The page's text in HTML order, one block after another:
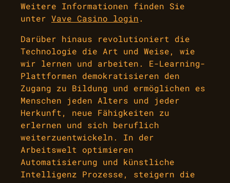
Weitere Informationen finden Sie
unter Vave Casino login .
Darüber hinaus revolutioniert die
Technologie die Art und Weise, wie
wir lernen und arbeiten. E-Learning-
Plattformen demokratisieren den
Zugang zu Bildung und ermöglichen es
Menschen jeden Alters und jeder
Herkunft, neue Fähigkeiten zu
erlernen und sich beruflich
weiterzuentwickeln. In der
Arbeitswelt optimieren
Automatisierung und künstliche
Intelligenz Prozesse, steigern die